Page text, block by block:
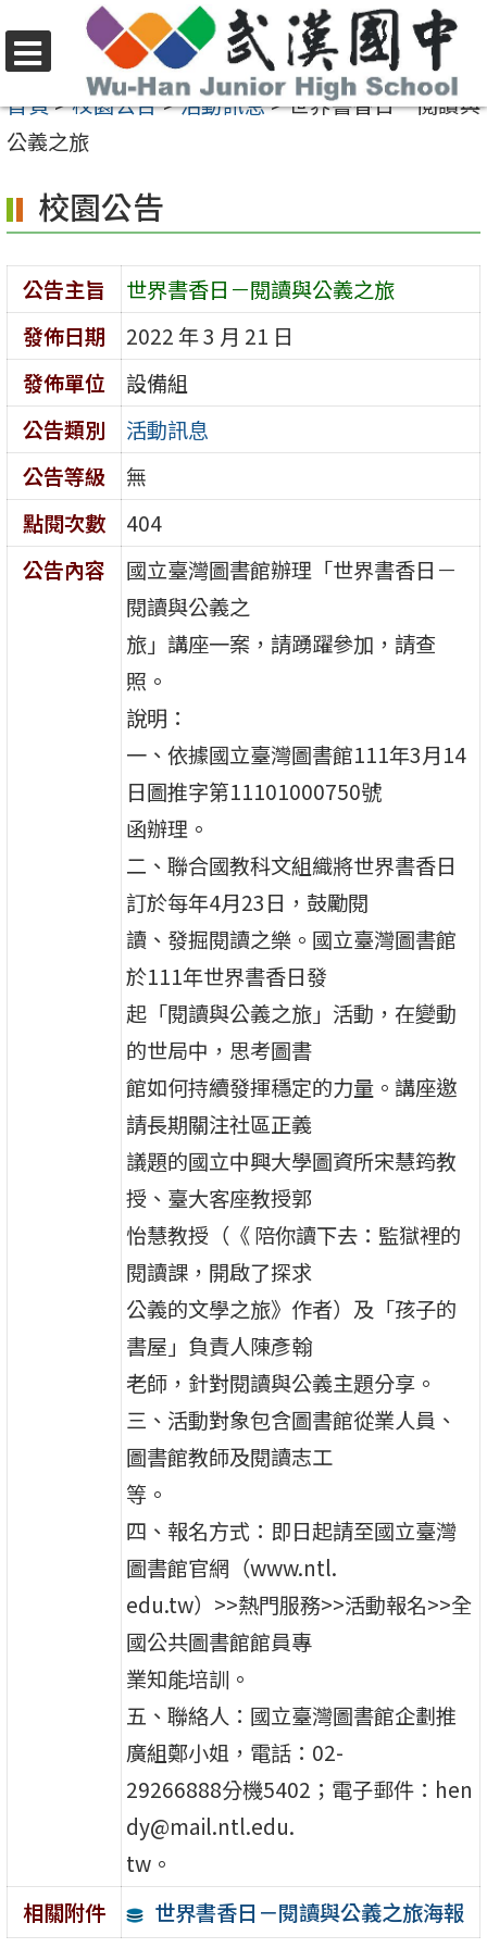
至
要
容
區
選
單
首頁>校園公告>活動訊息>世界書香日－閱讀與
公義之旅
校園公告
公告主旨
世界書香日－閱讀與公義之旅
發佈日期
2022 年 3 月 21 日
發佈單位
設備組
公告類別
活動訊息
公告等級
無
點閱次數
404
公告內容
國立臺灣圖書館辦理「世界書香日－
閱讀與公義之
旅」講座一案，請踴躍參加，請查
照。
說明：
一、依據國立臺灣圖書館111年3月14
日圖推字第11101000750號
函辦理。
二、聯合國教科文組織將世界書香日
訂於每年4月23日，鼓勵閱
讀、發掘閱讀之樂。國立臺灣圖書館
於111年世界書香日發
起「閱讀與公義之旅」活動，在變動
的世局中，思考圖書
館如何持續發揮穩定的力量。講座邀
請長期關注社區正義
議題的國立中興大學圖資所宋慧筠教
授、臺大客座教授郭
怡慧教授（《 陪你讀下去：監獄裡的
閱讀課，開啟了探求
公義的文學之旅》作者）及「孩子的
書屋」負責人陳彥翰
老師，針對閱讀與公義主題分享。
三、活動對象包含圖書館從業人員、
圖書館教師及閱讀志工
等。
四、報名方式：即日起請至國立臺灣
圖書館官網（www.ntl.
edu.tw）>>熱門服務>>活動報名>>全
國公共圖書館館員專
業知能培訓。
五、聯絡人：國立臺灣圖書館企劃推
廣組鄭小姐，電話：02-
29266888分機5402；電子郵件：hen
dy@mail.ntl.edu.
tw。
相關附件
世界書香日－閱讀與公義之旅海報